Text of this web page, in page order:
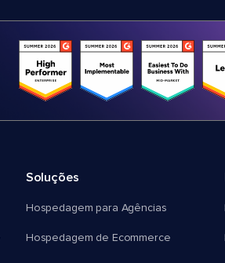
Soluções
Hospedagem para Agências
Hospedagem de Ecommerce